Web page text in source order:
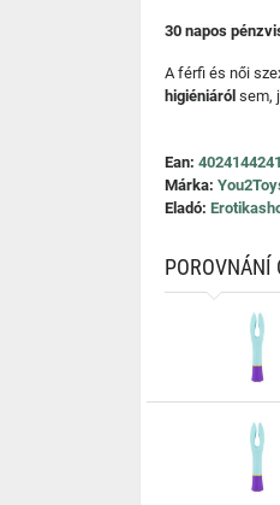
30 napos
A férfi és női
higiéniáról sem,
Ean:
Márka:
Eladó:
POROVNÁNÍ